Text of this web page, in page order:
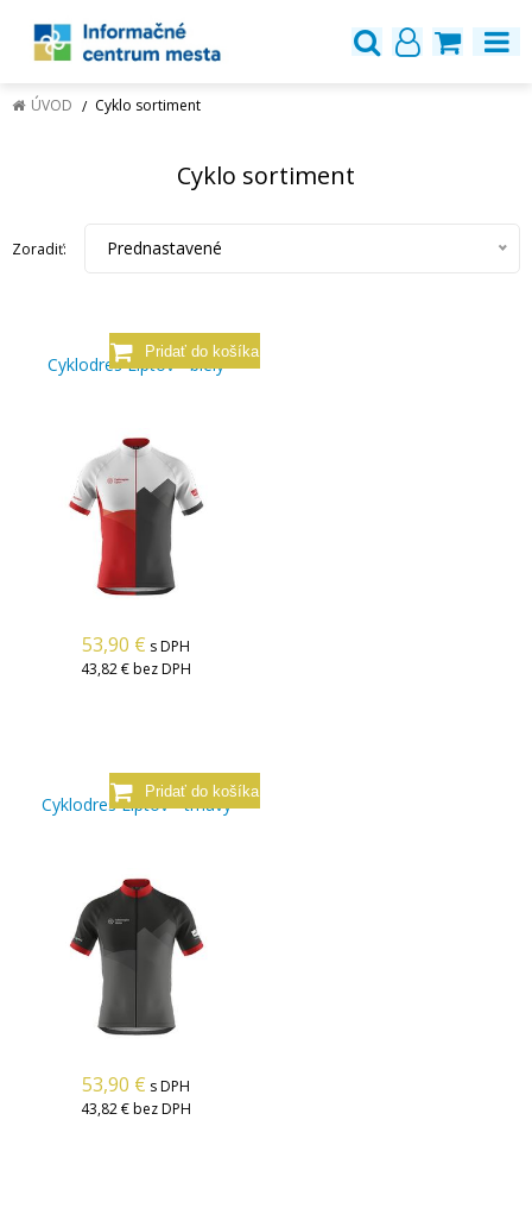
ÚVOD Cyklo sortiment
Cyklo sortiment
Zoradiť: Prednastavené
Cyklodres Liptov - biely
53,90 € s DPH
43,82 €bez DPH
Cyklodres Liptov - tmavý
53,90 € s DPH
43,82 €bez DPH